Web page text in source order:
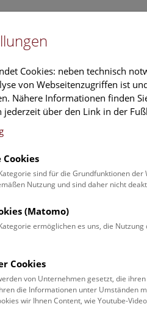
Führungen &
Studie zu
des
2025
von Wissenschaftlern des
und der University of
Klimaveränderungen
doi.org/10.1130/B38017.1)
Ökosysteme nach einer der
Cookies: neben technisch
von Webseitenzugriffen ist
Nähere Informationen finden
jederzeit über den Link in der
sind für die Grundfunktionen
Nutzung und sind daher nicht
(Matomo)
ermöglichen es uns, die
Cookies
von Unternehmen gesetzt, die
die Informationen unter Umständen
wir Ihnen Content, wie Youtube-